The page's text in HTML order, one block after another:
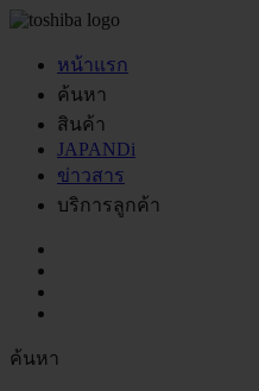
หน้าแรก
ค้นหา
สินค้า
JAPANDi
ข่าวสาร
บริการลูกค้า
ค้นหา